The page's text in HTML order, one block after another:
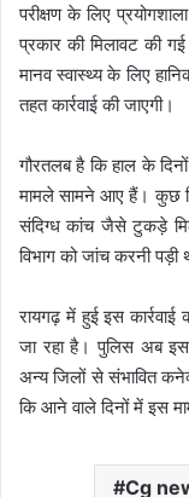
परीक्षण के लिए
प्रकार की मिलावट की
मानव स्वास्थ्य के लिए
तहत कार्रवाई की जाएगी।
गौरतलब है कि हाल के
मामले सामने आए हैं। कुछ
संदिग्ध कांच जैसे टुकड़े
विभाग को जांच करनी पड़ी
रायगढ़ में हुई इस
जा रहा है। पुलिस अब इस
अन्य जिलों से संभावित
कि आने वाले दिनों में इस
Cg